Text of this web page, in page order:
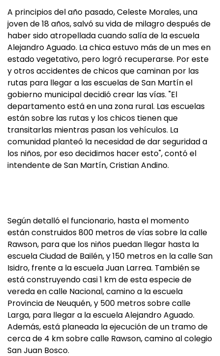
A principios del año pasado, Celeste Morales, una
joven de 18 años, salvó su vida de milagro después de
haber sido atropellada cuando salía de la escuela
Alejandro Aguado. La chica estuvo más de un mes en
estado vegetativo, pero logró recuperarse. Por este
y otros accidentes de chicos que caminan por las
rutas para llegar a las escuelas de San Martín el
gobierno municipal decidió crear las vías. "El
departamento está en una zona rural. Las escuelas
están sobre las rutas y los chicos tienen que
transitarlas mientras pasan los vehículos. La
comunidad planteó la necesidad de dar seguridad a
los niños, por eso decidimos hacer esto", contó el
intendente de San Martín, Cristian Andino.
Según detalló el funcionario, hasta el momento
están construidos 800 metros de vías sobre la calle
Rawson, para que los niños puedan llegar hasta la
escuela Ciudad de Bailén, y 150 metros en la calle San
Isidro, frente a la escuela Juan Larrea. También se
está construyendo casi 1 km de esta especie de
vereda en calle Nacional, camino a la escuela
Provincia de Neuquén, y 500 metros sobre calle
Larga, para llegar a la escuela Alejandro Aguado.
Además, está planeada la ejecución de un tramo de
cerca de 4 km sobre calle Rawson, camino al colegio
San Juan Bosco.